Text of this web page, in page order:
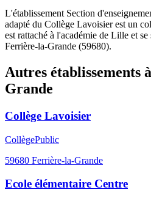
L'établissement Section
adapté du Collège Lavoisier est un
est rattaché à l'académie de Lille et
Ferrière-la-Grande (59680).
Autres établissements à
Grande
Collège Lavoisier
CollègePublic
59680 Ferrière-la-Grande
Ecole élémentaire Centre